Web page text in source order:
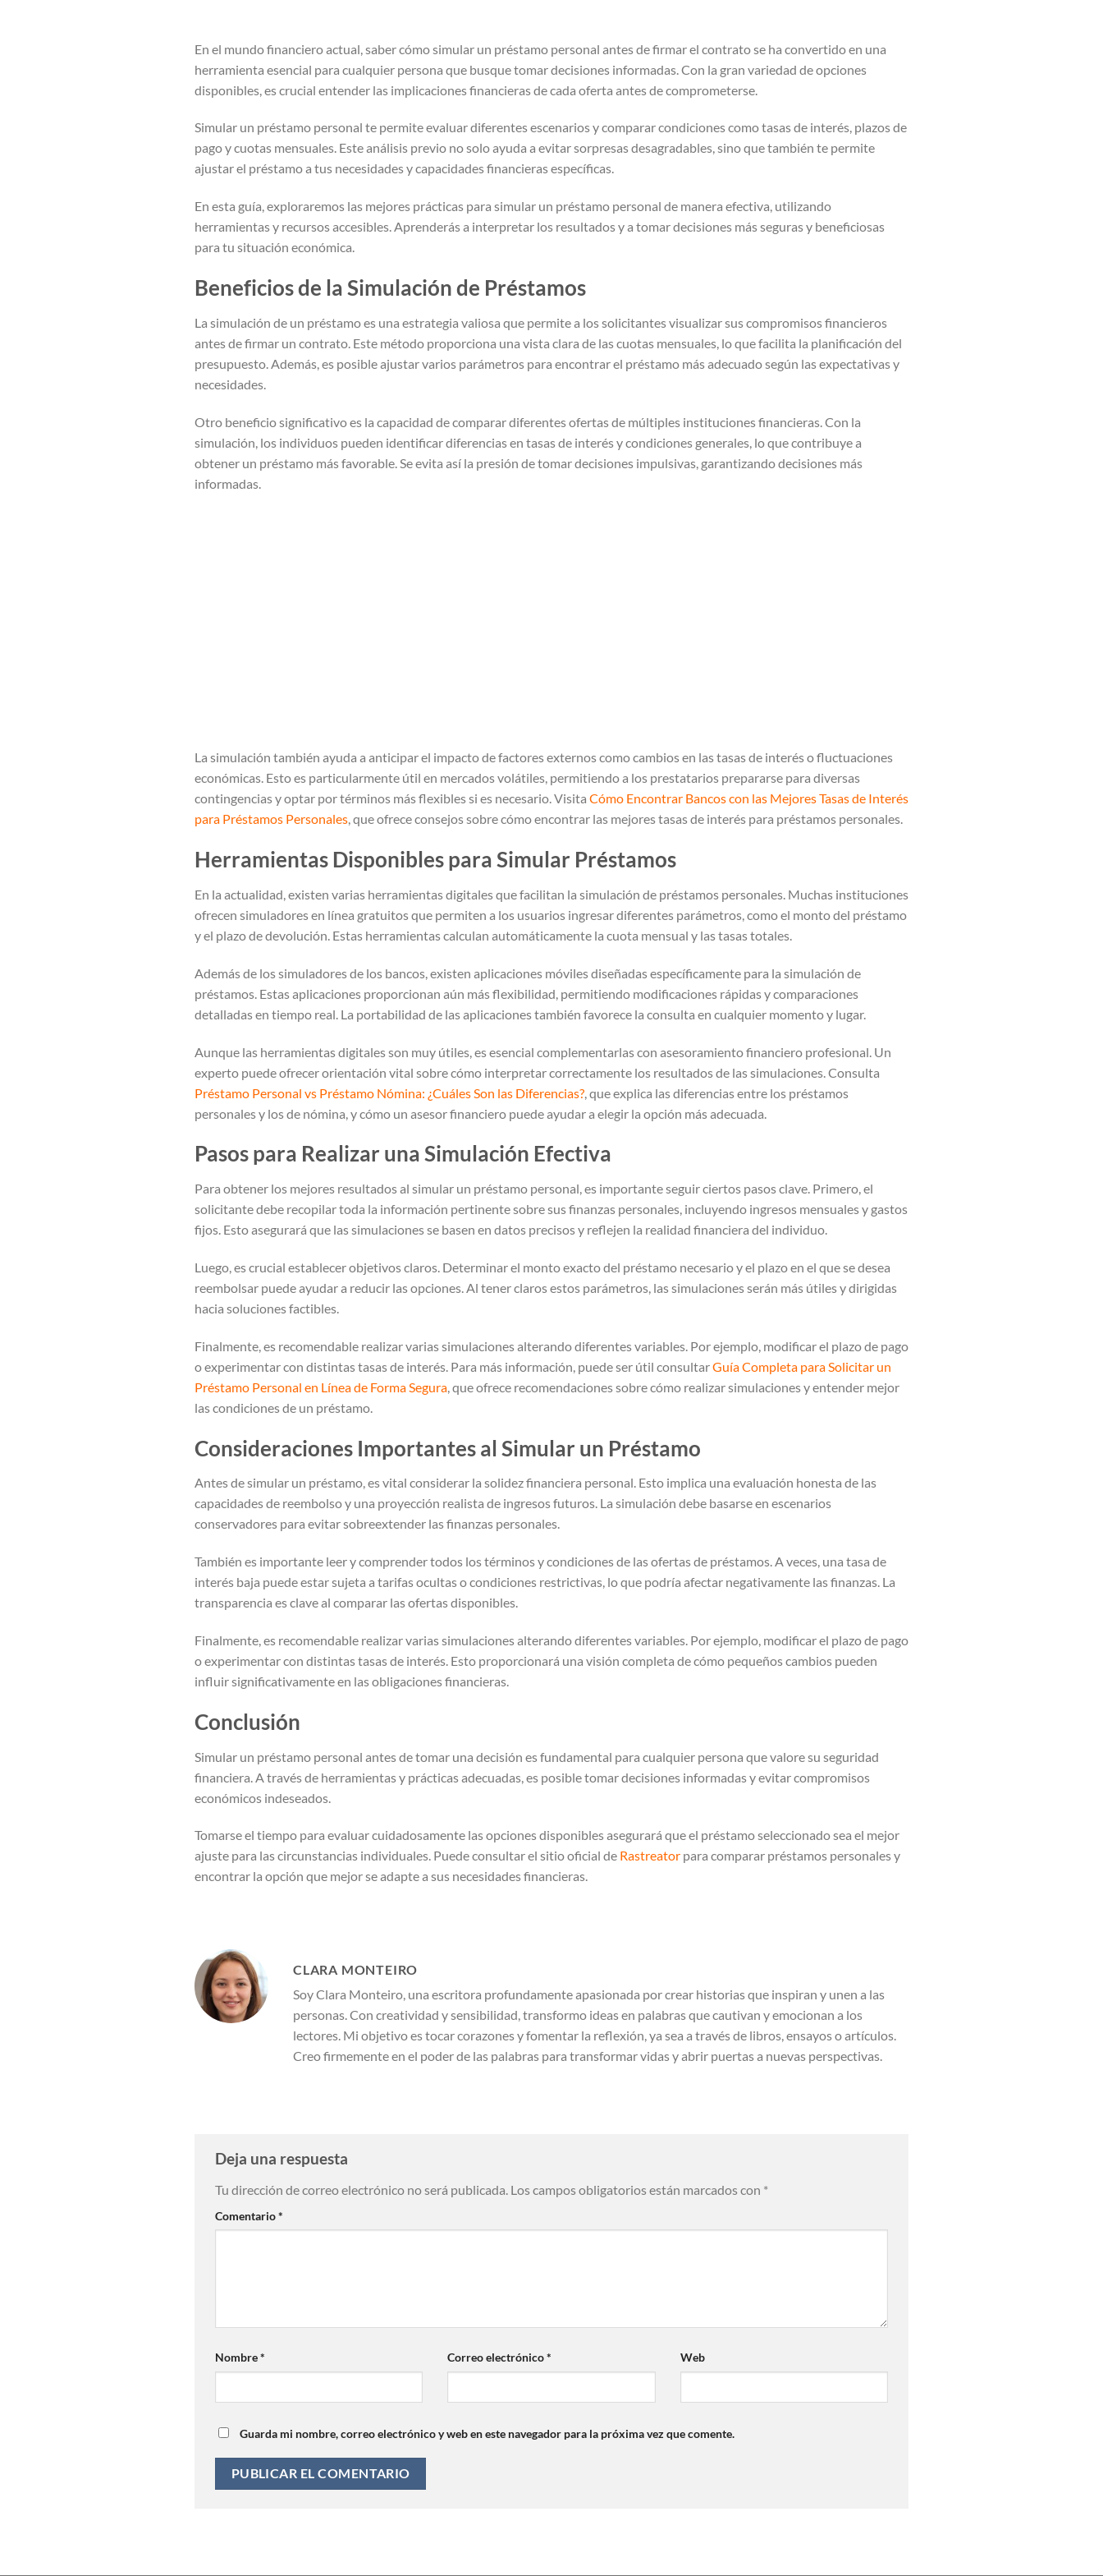
En el mundo financiero actual, saber cómo simular un préstamo personal antes de firmar el contrato se ha convertido en una
herramienta esencial para cualquier persona que busque tomar decisiones informadas. Con la gran variedad de opciones
disponibles, es crucial entender las implicaciones financieras de cada oferta antes de comprometerse.
Simular un préstamo personal te permite evaluar diferentes escenarios y comparar condiciones como tasas de interés, plazos de
pago y cuotas mensuales. Este análisis previo no solo ayuda a evitar sorpresas desagradables, sino que también te permite
ajustar el préstamo a tus necesidades y capacidades financieras específicas.
En esta guía, exploraremos las mejores prácticas para simular un préstamo personal de manera efectiva, utilizando
herramientas y recursos accesibles. Aprenderás a interpretar los resultados y a tomar decisiones más seguras y beneficiosas
para tu situación económica.
Beneficios de la Simulación de Préstamos
La simulación de un préstamo es una estrategia valiosa que permite a los solicitantes visualizar sus compromisos financieros
antes de firmar un contrato. Este método proporciona una vista clara de las cuotas mensuales, lo que facilita la planificación del
presupuesto. Además, es posible ajustar varios parámetros para encontrar el préstamo más adecuado según las expectativas y
necesidades.
Otro beneficio significativo es la capacidad de comparar diferentes ofertas de múltiples instituciones financieras. Con la
simulación, los individuos pueden identificar diferencias en tasas de interés y condiciones generales, lo que contribuye a
obtener un préstamo más favorable. Se evita así la presión de tomar decisiones impulsivas, garantizando decisiones más
informadas.
La simulación también ayuda a anticipar el impacto de factores externos como cambios en las tasas de interés o fluctuaciones
económicas. Esto es particularmente útil en mercados volátiles, permitiendo a los prestatarios prepararse para diversas
contingencias y optar por términos más flexibles si es necesario. Visita Cómo Encontrar Bancos con las Mejores Tasas de Interés
para Préstamos Personales, que ofrece consejos sobre cómo encontrar las mejores tasas de interés para préstamos personales.
Herramientas Disponibles para Simular Préstamos
En la actualidad, existen varias herramientas digitales que facilitan la simulación de préstamos personales. Muchas instituciones
ofrecen simuladores en línea gratuitos que permiten a los usuarios ingresar diferentes parámetros, como el monto del préstamo
y el plazo de devolución. Estas herramientas calculan automáticamente la cuota mensual y las tasas totales.
Además de los simuladores de los bancos, existen aplicaciones móviles diseñadas específicamente para la simulación de
préstamos. Estas aplicaciones proporcionan aún más flexibilidad, permitiendo modificaciones rápidas y comparaciones
detalladas en tiempo real. La portabilidad de las aplicaciones también favorece la consulta en cualquier momento y lugar.
Aunque las herramientas digitales son muy útiles, es esencial complementarlas con asesoramiento financiero profesional. Un
experto puede ofrecer orientación vital sobre cómo interpretar correctamente los resultados de las simulaciones. Consulta
Préstamo Personal vs Préstamo Nómina: ¿Cuáles Son las Diferencias? , que explica las diferencias entre los préstamos
personales y los de nómina, y cómo un asesor financiero puede ayudar a elegir la opción más adecuada.
Pasos para Realizar una Simulación Efectiva
Para obtener los mejores resultados al simular un préstamo personal, es importante seguir ciertos pasos clave. Primero, el
solicitante debe recopilar toda la información pertinente sobre sus finanzas personales, incluyendo ingresos mensuales y gastos
fijos. Esto asegurará que las simulaciones se basen en datos precisos y reflejen la realidad financiera del individuo.
Luego, es crucial establecer objetivos claros. Determinar el monto exacto del préstamo necesario y el plazo en el que se desea
reembolsar puede ayudar a reducir las opciones. Al tener claros estos parámetros, las simulaciones serán más útiles y dirigidas
hacia soluciones factibles.
Finalmente, es recomendable realizar varias simulaciones alterando diferentes variables. Por ejemplo, modificar el plazo de pago
o experimentar con distintas tasas de interés. Para más información, puede ser útil consultarGuía Completa para Solicitar un
Préstamo Personal en Línea de Forma Segura , que ofrece recomendaciones sobre cómo realizar simulaciones y entender mejor
las condiciones de un préstamo.
Consideraciones Importantes al Simular un Préstamo
Antes de simular un préstamo, es vital considerar la solidez financiera personal. Esto implica una evaluación honesta de las
capacidades de reembolso y una proyección realista de ingresos futuros. La simulación debe basarse en escenarios
conservadores para evitar sobreextender las finanzas personales.
También es importante leer y comprender todos los términos y condiciones de las ofertas de préstamos. A veces, una tasa de
interés baja puede estar sujeta a tarifas ocultas o condiciones restrictivas, lo que podría afectar negativamente las finanzas. La
transparencia es clave al comparar las ofertas disponibles.
Finalmente, es recomendable realizar varias simulaciones alterando diferentes variables. Por ejemplo, modificar el plazo de pago
o experimentar con distintas tasas de interés. Esto proporcionará una visión completa de cómo pequeños cambios pueden
influir significativamente en las obligaciones financieras.
Conclusión
Simular un préstamo personal antes de tomar una decisión es fundamental para cualquier persona que valore su seguridad
financiera. A través de herramientas y prácticas adecuadas, es posible tomar decisiones informadas y evitar compromisos
económicos indeseados.
Tomarse el tiempo para evaluar cuidadosamente las opciones disponibles asegurará que el préstamo seleccionado sea el mejor
ajuste para las circunstancias individuales. Puede consultar el sitio oficial de Rastreator para comparar préstamos personales y
encontrar la opción que mejor se adapte a sus necesidades financieras.
CLARA MONTEIRO
Soy Clara Monteiro, una escritora profundamente apasionada por crear historias que inspiran y unen a las
personas. Con creatividad y sensibilidad, transformo ideas en palabras que cautivan y emocionan a los
lectores. Mi objetivo es tocar corazones y fomentar la reflexión, ya sea a través de libros, ensayos o artículos.
Creo firmemente en el poder de las palabras para transformar vidas y abrir puertas a nuevas perspectivas.
Deja una respuesta
Tu dirección de correo electrónico no será publicada. Los campos obligatorios están marcados con *
Comentario*
Nombre* Correo electrónico* Web
Guarda mi nombre, correo electrónico y web en este navegador para la próxima vez que comente.